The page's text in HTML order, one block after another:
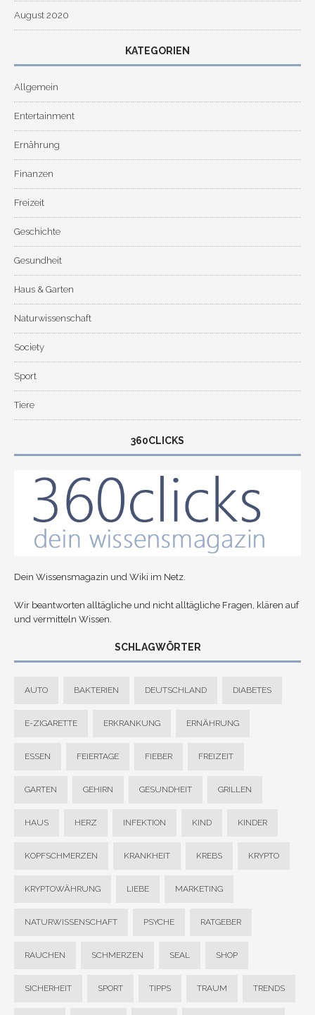
August 2020
KATEGORIEN
Allgemein
Entertainment
Ernährung
Finanzen
Freizeit
Geschichte
Gesundheit
Haus & Garten
Naturwissenschaft
Society
Sport
Tiere
360CLICKS
Dein Wissensmagazin und Wiki im Netz.
Wir beantworten alltägliche und nicht alltägliche Fragen, klären auf
und vermitteln Wissen.
SCHLAGWÖRTER
AUTO BAKTERIEN DEUTSCHLAND DIABETES
E-ZIGARETTE ERKRANKUNG ERNÄHRUNG
ESSEN FEIERTAGE FIEBER FREIZEIT
GARTEN GEHIRN GESUNDHEIT GRILLEN
HAUS HERZ INFEKTION KIND KINDER
KOPFSCHMERZEN KRANKHEIT KREBS KRYPTO
KRYPTOWÄHRUNG LIEBE MARKETING
NATURWISSENSCHAFT PSYCHE RATGEBER
RAUCHEN SCHMERZEN SEAL SHOP
SICHERHEIT SPORT TIPPS TRAUM TRENDS